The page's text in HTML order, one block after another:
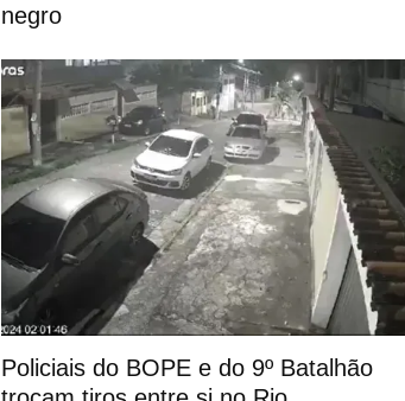
negro
Policiais do BOPE e do 9º Batalhão